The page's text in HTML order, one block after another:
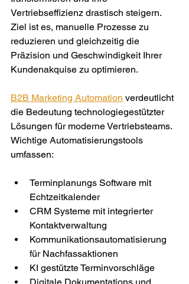
Vertriebseffizienz drastisch steigern.
Ziel ist es, manuelle Prozesse zu
reduzieren und gleichzeitig die
Präzision und Geschwindigkeit Ihrer
Kundenakquise zu optimieren.
B2B Marketing Automation verdeutlicht
die Bedeutung technologiegestützter
Lösungen für moderne Vertriebsteams.
Wichtige Automatisierungstools
umfassen:
Terminplanungs Software mit
Echtzeitkalender
CRM Systeme mit integrierter
Kontaktverwaltung
Kommunikationsautomatisierung
für Nachfassaktionen
KI gestützte Terminvorschläge